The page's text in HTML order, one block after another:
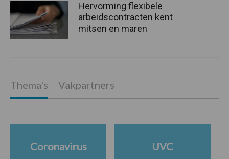
Hervorming flexibele
arbeidscontracten kent
mitsen en maren
Thema's Vakpartners
Coronavirus UVC